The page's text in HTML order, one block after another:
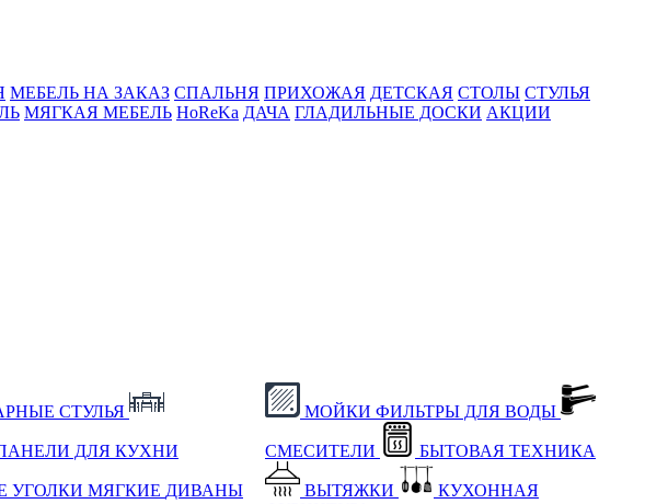
МЕБЕЛЬ НА ЗАКАЗ СПАЛЬНЯ ПРИХОЖАЯ ДЕТСКАЯ СТОЛЫ СТУЛЬЯ
МЯГКАЯ МЕБЕЛЬ HoReKa ДАЧА ГЛАДИЛЬНЫЕ ДОСКИ АКЦИИ
СТУЛЬЯ
ДЛЯ КУХНИ
УГОЛКИ МЯГКИЕ ДИВАНЫ
МОЙКИ ФИЛЬТРЫ ДЛЯ ВОДЫ
СМЕСИТЕЛИ БЫТОВАЯ ТЕХНИКА
ВЫТЯЖКИ
КУХОННАЯ